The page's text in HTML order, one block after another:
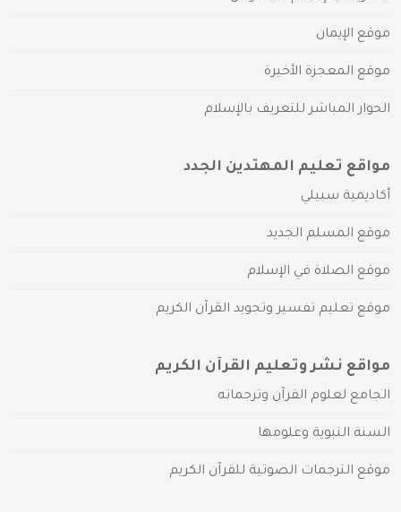
موقع الإيمان
موقع المعجزة الأخيرة
الحوار المباشر للتعريف بالإسلام
مواقع تعليم المهتدين الجدد
أكاديمية سبيلي
موقع المسلم الجديد
موقع الصلاة في الإسلام
موقع تعليم تفسير وتجويد القرآن الكريم
مواقع نشر وتعليم القرآن الكريم
الجامع لعلوم القرآن وترجماته
السنة النبوية وعلومها
موقع الترجمات الصوتية للقرآن الكريم